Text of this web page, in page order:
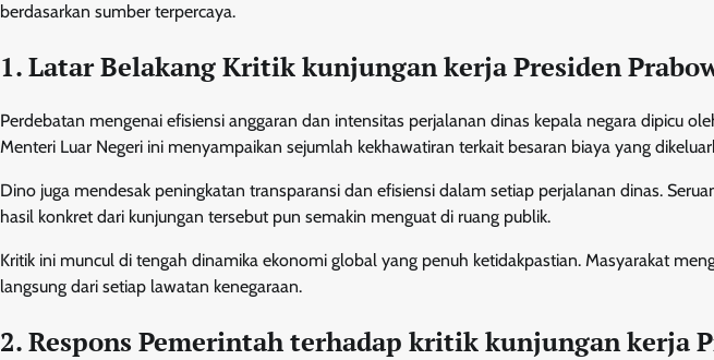
berdasarkan sumber terpercaya.
1. Latar Belakang Kritik kunjungan kerja Presiden
Perdebatan mengenai efisiensi anggaran dan intensitas perjalanan dinas kepala negara dipicu
Menteri Luar Negeri ini menyampaikan sejumlah kekhawatiran terkait besaran biaya yang
Dino juga mendesak peningkatan transparansi dan efisiensi dalam setiap perjalanan dinas.
hasil konkret dari kunjungan tersebut pun semakin menguat di ruang publik.
Kritik ini muncul di tengah dinamika ekonomi global yang penuh ketidakpastian. Masyarakat
langsung dari setiap lawatan kenegaraan.
2. Respons Pemerintah terhadap kritik kunjungan kerja